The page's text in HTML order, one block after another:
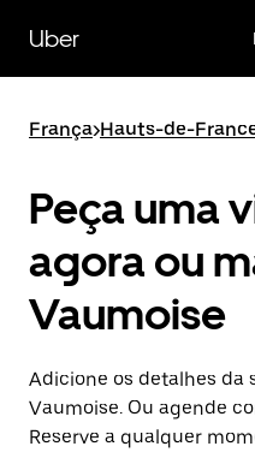
para
conteúdo
Uber
França>Hauts-de-
Peça uma
agora ou
Vaumoise
Adicione os detalhes da
Vaumoise. Ou agende
Reserve a qualquer